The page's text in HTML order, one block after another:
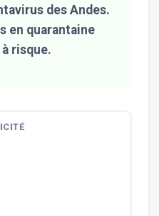
des Andes.
en quarantaine
risque.